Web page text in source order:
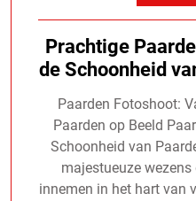
Prachtige
de Schoonheid
Paarden Fotoshoot:
Paarden op Beeld
Schoonheid van
majestueuze
innemen in het hart van